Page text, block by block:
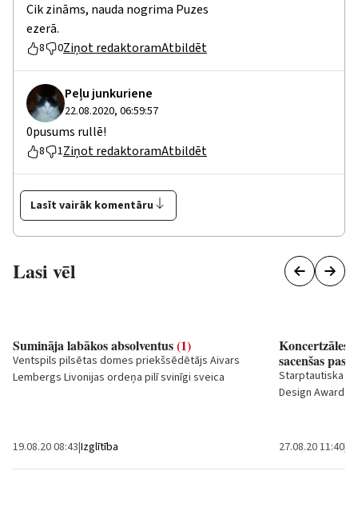
Cik zināms, nauda nogrima Puzes
ezerā.
8 0Ziņot redaktoramAtbildēt
Peļu junkuriene
22.08.2020, 06:59:57
0pusums rullē!
8 1Ziņot redaktoramAtbildēt
Lasīt vairāk komentāru
Lasi vēl
Sumināja labākos absolventus(1)
Ventspils pilsētas domes priekšsēdētājs Aivars
Lembergs Livonijas ordeņa pilī svinīgi sveica
19.08.20 08:43|Izglītība
Koncertzāles
sacenšas
Starptautiska
Design Awards
27.08.20 11:40|